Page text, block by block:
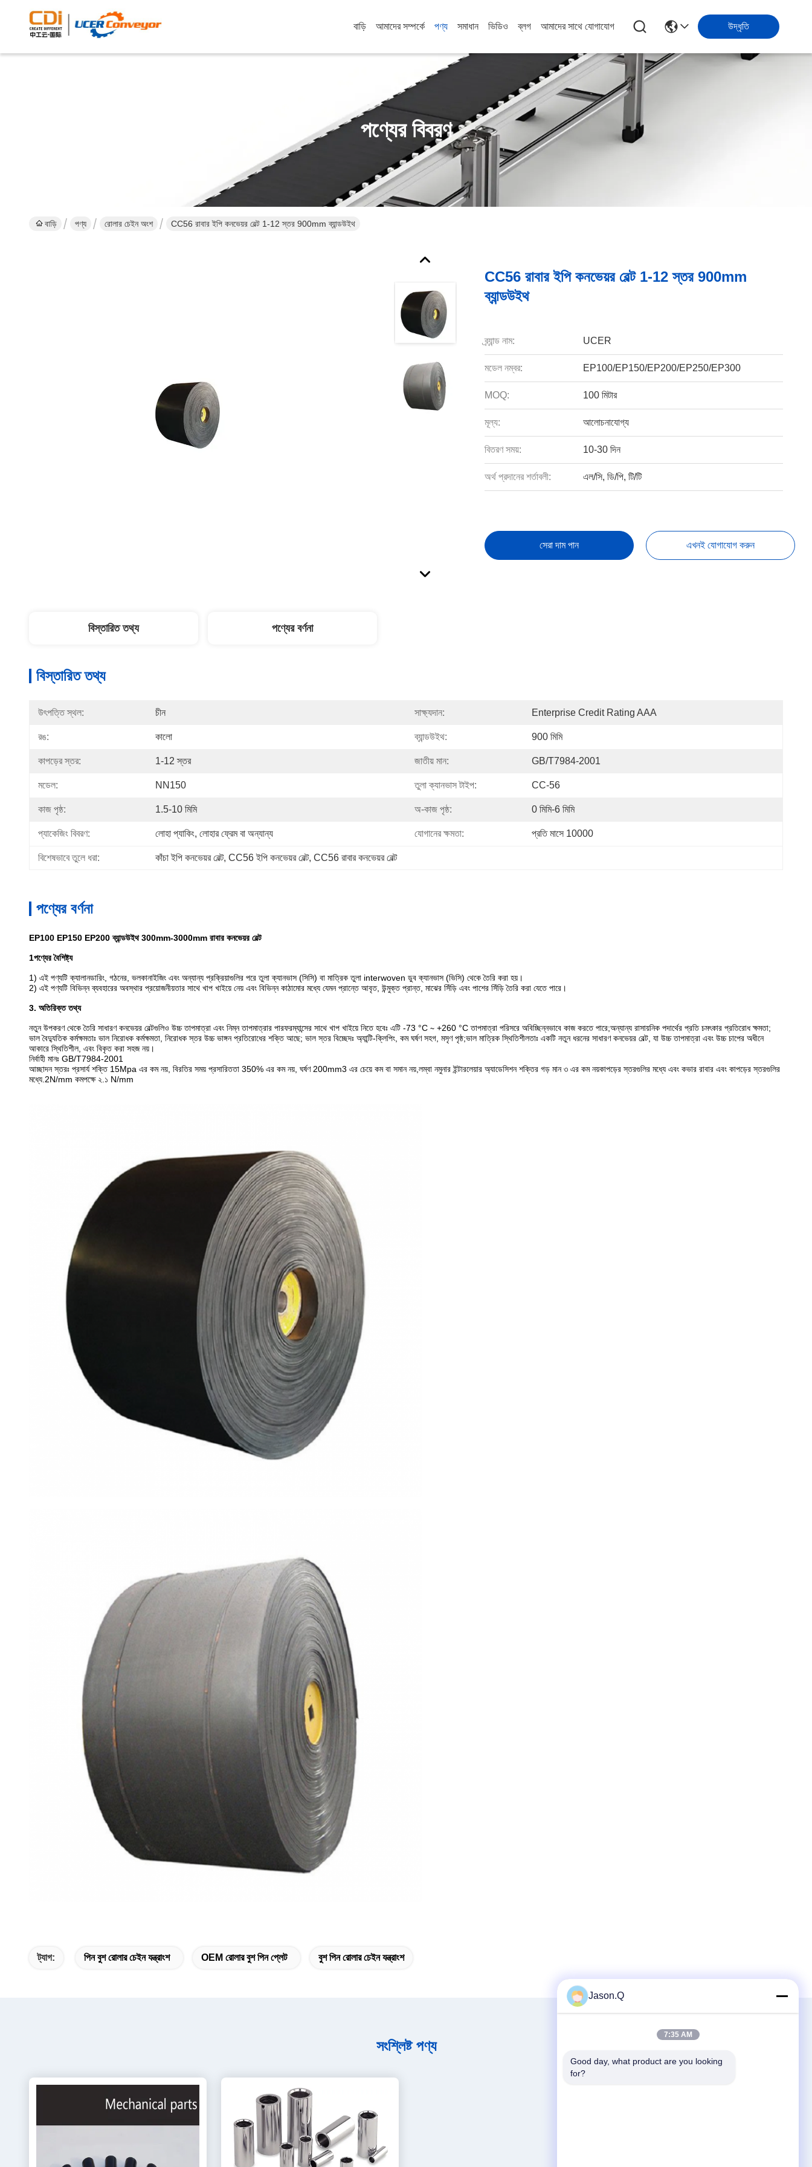
বাড়ি আমাদের সম্পর্কে পণ্য সমাধান ভিডিও ব্লগ আমাদের সাথে যোগাযোগ উদ্ধৃতি
পণ্যের বিবরণ
বাড়ি পণ্য রোলার চেইন অংশ CC56 রাবার ইপি কনভেয়র বেল্ট 1-12 স্তর 900mm ব্যান্ডউইথ
CC56 রাবার ইপি কনভেয়র বেল্ট 1-12 স্তর 900mm
ব্যান্ডউইথ
ব্র্যান্ড নাম: UCER
মডেল নম্বর: EP100/EP150/EP200/EP250/EP300
MOQ: 100 মিটার
মূল্য: আলোচনাযোগ্য
বিতরণ সময়: 10-30 দিন
অর্থ প্রদানের শর্তাবলী: এল/সি, ডি/পি, টি/টি
সেরা দাম পান এখনই যোগাযোগ করুন
বিস্তারিত তথ্য পণ্যের বর্ণনা
বিস্তারিত তথ্য
উৎপত্তি স্থল: চীন সাক্ষ্যদান: Enterprise Credit Rating AAA
রঙ: কালো ব্যান্ডউইথ: 900 মিমি
কাপড়ের স্তর: 1-12 স্তর জাতীয় মান: GB/T7984-2001
মডেল: NN150 তুলা ক্যানভাস টাইপ: CC-56
কাজ পৃষ্ঠ: 1.5-10 মিমি অ-কাজ পৃষ্ঠ: 0 মিমি-6 মিমি
প্যাকেজিং বিবরণ: লোহা প্যাকিং, লোহার ফ্রেম বা অন্যান্য যোগানের ক্ষমতা: প্রতি মাসে 10000
বিশেষভাবে তুলে ধরা: কাঁচা ইপি কনভেয়র বেল্ট, CC56 ইপি কনভেয়র বেল্ট, CC56 রাবার কনভেয়র বেল্ট
পণ্যের বর্ণনা
EP100 EP150 EP200 ব্যান্ডউইথ 300mm-3000mm রাবার কনভেয়র বেল্ট
1পণ্যের বৈশিষ্ট্য
1) এই পণ্যটি ক্যালানডারিং, গঠনের, ভলকানাইজিং এবং অন্যান্য প্রক্রিয়াগুলির পরে তুলা ক্যানভাস (সিসি) বা মাত্রিক তুলা interwoven ডুব ক্যানভাস (ভিসি) থেকে তৈরি করা হয়।
2) এই পণ্যটি বিভিন্ন ব্যবহারের অবস্থার প্রয়োজনীয়তার সাথে খাপ খাইয়ে নেয় এবং বিভিন্ন কাঠামোর মধ্যে যেমন প্রান্তে আবৃত, উন্মুক্ত প্রান্ত, মাঝের সিঁড়ি এবং পাশের সিঁড়ি তৈরি করা যেতে পারে।
3. অতিরিক্ত তথ্য
নতুন উপকরণ থেকে তৈরি সাধারণ কনভেয়র বেল্টগুলিও উচ্চ তাপমাত্রা এবং নিম্ন তাপমাত্রার পারফরম্যান্সের সাথে খাপ খাইয়ে নিতে হবেঃ এটি -73 °C ∼ +260 °C তাপমাত্রা পরিসরে অবিচ্ছিন্নভাবে কাজ করতে পারে;অন্যান্য রাসায়নিক পদার্থের প্রতি চমৎকার প্রতিরোধ ক্ষমতা;
ভাল বৈদ্যুতিক কর্মক্ষমতাঃ ভাল নিরোধক কর্মক্ষমতা, নিরোধক স্তর উচ্চ ভাঙ্গন প্রতিরোধের শক্তি আছে; ভাল স্তর বিচ্ছেদঃ অ্যান্টি-ক্লিপিং, কম ঘর্ষণ সহগ, মসৃণ পৃষ্ঠ;ভাল মাত্রিক স্থিতিশীলতাঃ একটি নতুন ধরনের সাধারণ কনভেয়র বেল্ট, যা উচ্চ তাপমাত্রা এবং উচ্চ চাপের অধীনে
আকারে স্থিতিশীল, এবং বিকৃত করা সহজ নয়।
নির্বাহী মানঃ GB/T7984-2001
আচ্ছাদন স্তরঃ প্রসার্য শক্তি 15Mpa এর কম নয়, বিরতির সময় প্রসারিততা 350% এর কম নয়, ঘর্ষণ 200mm3 এর চেয়ে কম বা সমান নয়,লম্বা নমুনার ইন্টারলেয়ার অ্যাডেসিশন শক্তির গড় মান ৩ এর কম নয়কাপড়ের স্তরগুলির মধ্যে এবং কভার রাবার এবং কাপড়ের স্তরগুলির
মধ্যে.2N/mm কমপক্ষে ২.১ N/mm
ট্যাগ: পিন বুশ রোলার চেইন যন্ত্রাংশ OEM রোলার বুশ পিন প্লেট বুশ পিন রোলার চেইন যন্ত্রাংশ
সংশ্লিষ্ট পণ্য
Jason.Q
7:35 AM
Good day, what product are you looking
for?